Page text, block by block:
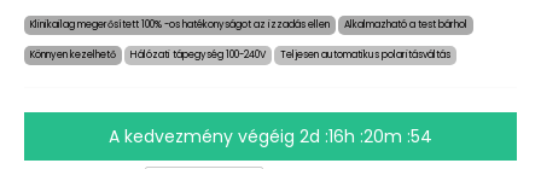
Klinikailag megerősített 100% -os hatékonyságot az izzadás ellen Alkalmazható a test bárhol
Könnyen kezelhető Hálózati tápegység 100-240V Teljesen automatikus polaritásváltás
A kedvezmény végéig 2d :16h :20m :54